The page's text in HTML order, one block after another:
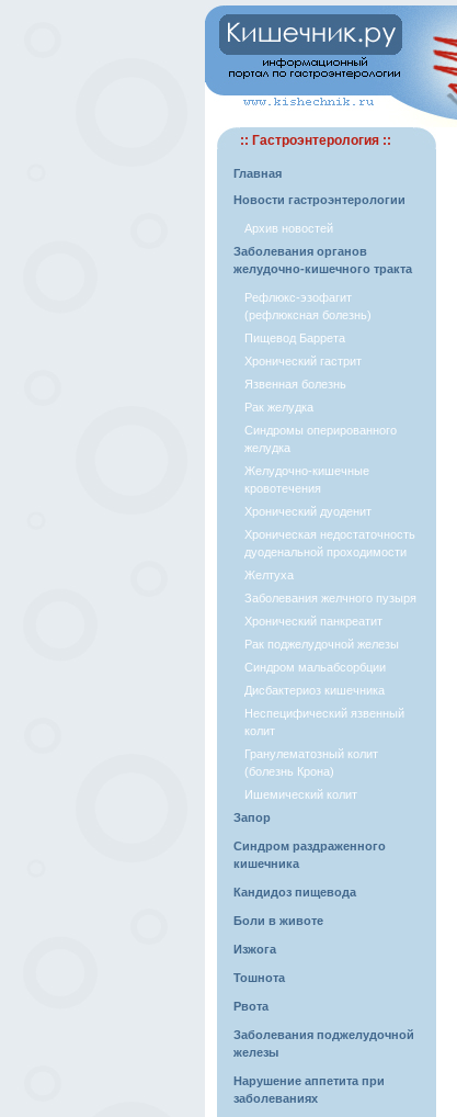
:: Гастроэнтерология ::
Главная
Новости гастроэнтерологии
Архив новостей
Заболевания органов
желудочно-кишечного тракта
Рефлюкс-эзофагит
(рефлюксная болезнь)
Пищевод Баррета
Хронический гастрит
Язвенная болезнь
Рак желудка
Синдромы оперированного
желудка
Желудочно-кишечные
кровотечения
Хронический дуоденит
Хроническая недостаточность
дуоденальной проходимости
Желтуха
Заболевания желчного пузыря
Хронический панкреатит
Рак поджелудочной железы
Синдром мальабсорбции
Дисбактериоз кишечника
Неспецифический язвенный
колит
Гранулематозный колит
(болезнь Крона)
Ишемический колит
Запор
Синдром раздраженного
кишечника
Кандидоз пищевода
Боли в животе
Изжога
Тошнота
Рвота
Заболевания поджелудочной
железы
Нарушение аппетита при
заболеваниях